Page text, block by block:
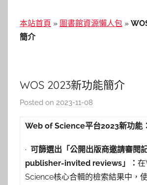
本站首頁 » 圖書館資源懶人包 »
簡介
WOS 2023新功能簡介
Posted on 2023-11-08
c
n
t
h
Web of Science平台2023新功能：
· 可篩選出「公開出版商邀請審閱
publisher-invited reviews」：
Science核心合輯的檢索結果中，